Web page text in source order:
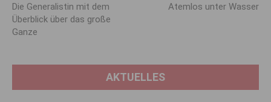
Die Generalistin mit dem
Überblick über das große
Ganze
Atemlos unter Wasser
AKTUELLES